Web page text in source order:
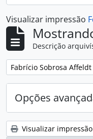
Visualizar impressão
Descrição
Remover filtro:
Fabrício Sobrosa Affeldt
Opções
Visualizar impressão